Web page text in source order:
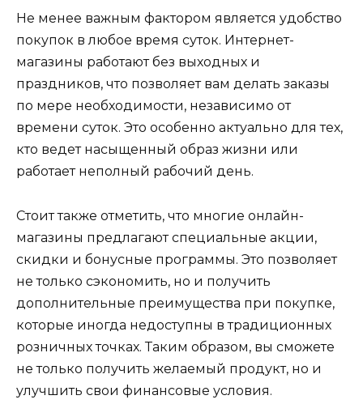
Не менее важным фактором является удобство
покупок в любое время суток. Интернет-
магазины работают без выходных и
праздников, что позволяет вам делать заказы
по мере необходимости, независимо от
времени суток. Это особенно актуально для тех,
кто ведет насыщенный образ жизни или
работает неполный рабочий день.
Стоит также отметить, что многие онлайн-
магазины предлагают специальные акции,
скидки и бонусные программы. Это позволяет
не только сэкономить, но и получить
дополнительные преимущества при покупке,
которые иногда недоступны в традиционных
розничных точках. Таким образом, вы сможете
не только получить желаемый продукт, но и
улучшить свои финансовые условия.